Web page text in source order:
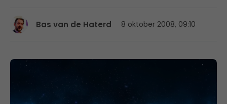
Bas van de Haterd 8 oktober 2008, 09:10